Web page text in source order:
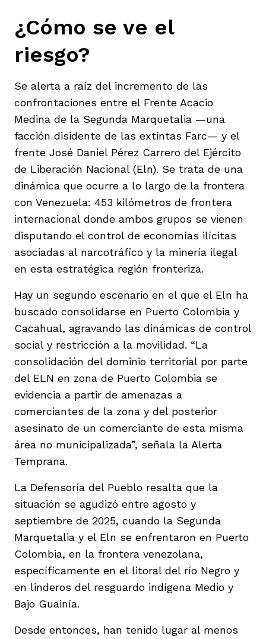
¿Cómo se ve el
riesgo?
Se alerta a raíz del incremento de las
confrontaciones entre el Frente Acacio
Medina de la Segunda Marquetalia —una
facción disidente de las extintas Farc— y el
frente José Daniel Pérez Carrero del Ejército
de Liberación Nacional (Eln). Se trata de una
dinámica que ocurre a lo largo de la frontera
con Venezuela: 453 kilómetros de frontera
internacional donde ambos grupos se vienen
disputando el control de economías ilícitas
asociadas al narcotráfico y la minería ilegal
en esta estratégica región fronteriza.
Hay un segundo escenario en el que el Eln ha
buscado consolidarse en Puerto Colombia y
Cacahual, agravando las dinámicas de control
social y restricción a la movilidad. “La
consolidación del dominio territorial por parte
del ELN en zona de Puerto Colombia se
evidencia a partir de amenazas a
comerciantes de la zona y del posterior
asesinato de un comerciante de esta misma
área no municipalizada”, señala la Alerta
Temprana.
La Defensoría del Pueblo resalta que la
situación se agudizó entre agosto y
septiembre de 2025, cuando la Segunda
Marquetalia y el Eln se enfrentaron en Puerto
Colombia, en la frontera venezolana,
específicamente en el litoral del río Negro y
en linderos del resguardo indígena Medio y
Bajo Guainía.
Desde entonces, han tenido lugar al menos